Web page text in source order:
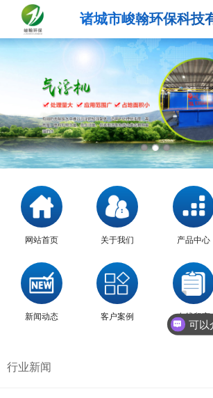
诸城市峻翰环保科技
网站首页 关于我们 产品中心
新闻动态 客户案例 在线留言
行业新闻